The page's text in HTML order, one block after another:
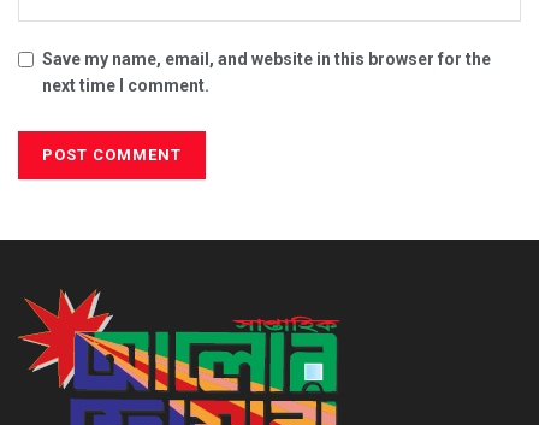
Save my name, email, and website in this browser for the
next time I comment.